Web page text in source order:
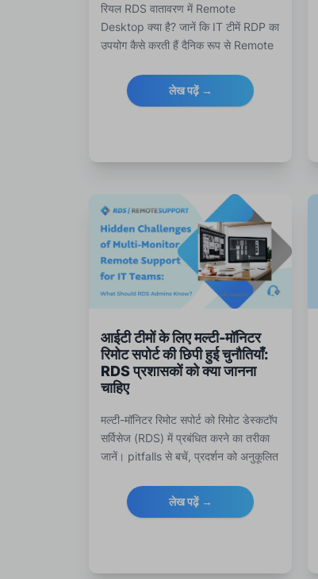
रियल RDS वातावरण में Remote
Desktop क्या है? जानें कि IT टीमें RDP का
उपयोग कैसे करती हैं दैनिक रूप से Remote
संचालित, सुरक्षित और मॉनिटर करने के लिए।
लेख पढ़ें →
आईटी टीमों के लिए मल्टी-मॉनिटर
रिमोट सपोर्ट की छिपी हुई चुनौतियाँ:
RDS प्रशासकों को क्या जानना
चाहिए
मल्टी-मॉनिटर रिमोट सपोर्ट को रिमोट डेस्कटॉप
सर्विसेज (RDS) में प्रबंधित करने का तरीका
जानें। pitfalls से बचें, प्रदर्शन को अनुकूलित
प्रभावी ढंग से समर्थन करें।
लेख पढ़ें →